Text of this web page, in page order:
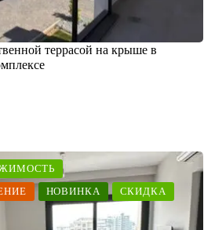
террасой на крыше в
НОВИНКА СКИДКА